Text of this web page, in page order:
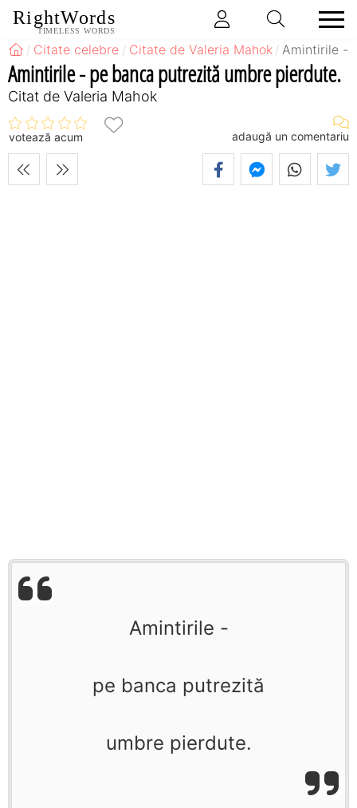
RightWords
TIMELESS WORDS
Citate celebre Citate de Valeria Mahok Amintirile -
Amintirile - pe banca putrezită umbre pierdute.
Citat de Valeria Mahok
votează acum adaugă un comentariu
Amintirile -
pe banca putrezită
umbre pierdute.